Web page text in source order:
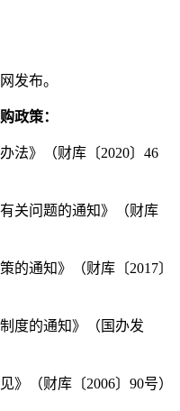
网发布。
政策：
法》（财库〔2020〕46
关问题的通知》（财库
的通知》（财库〔2017〕
度的通知》（国办发
》（财库〔2006〕90号）